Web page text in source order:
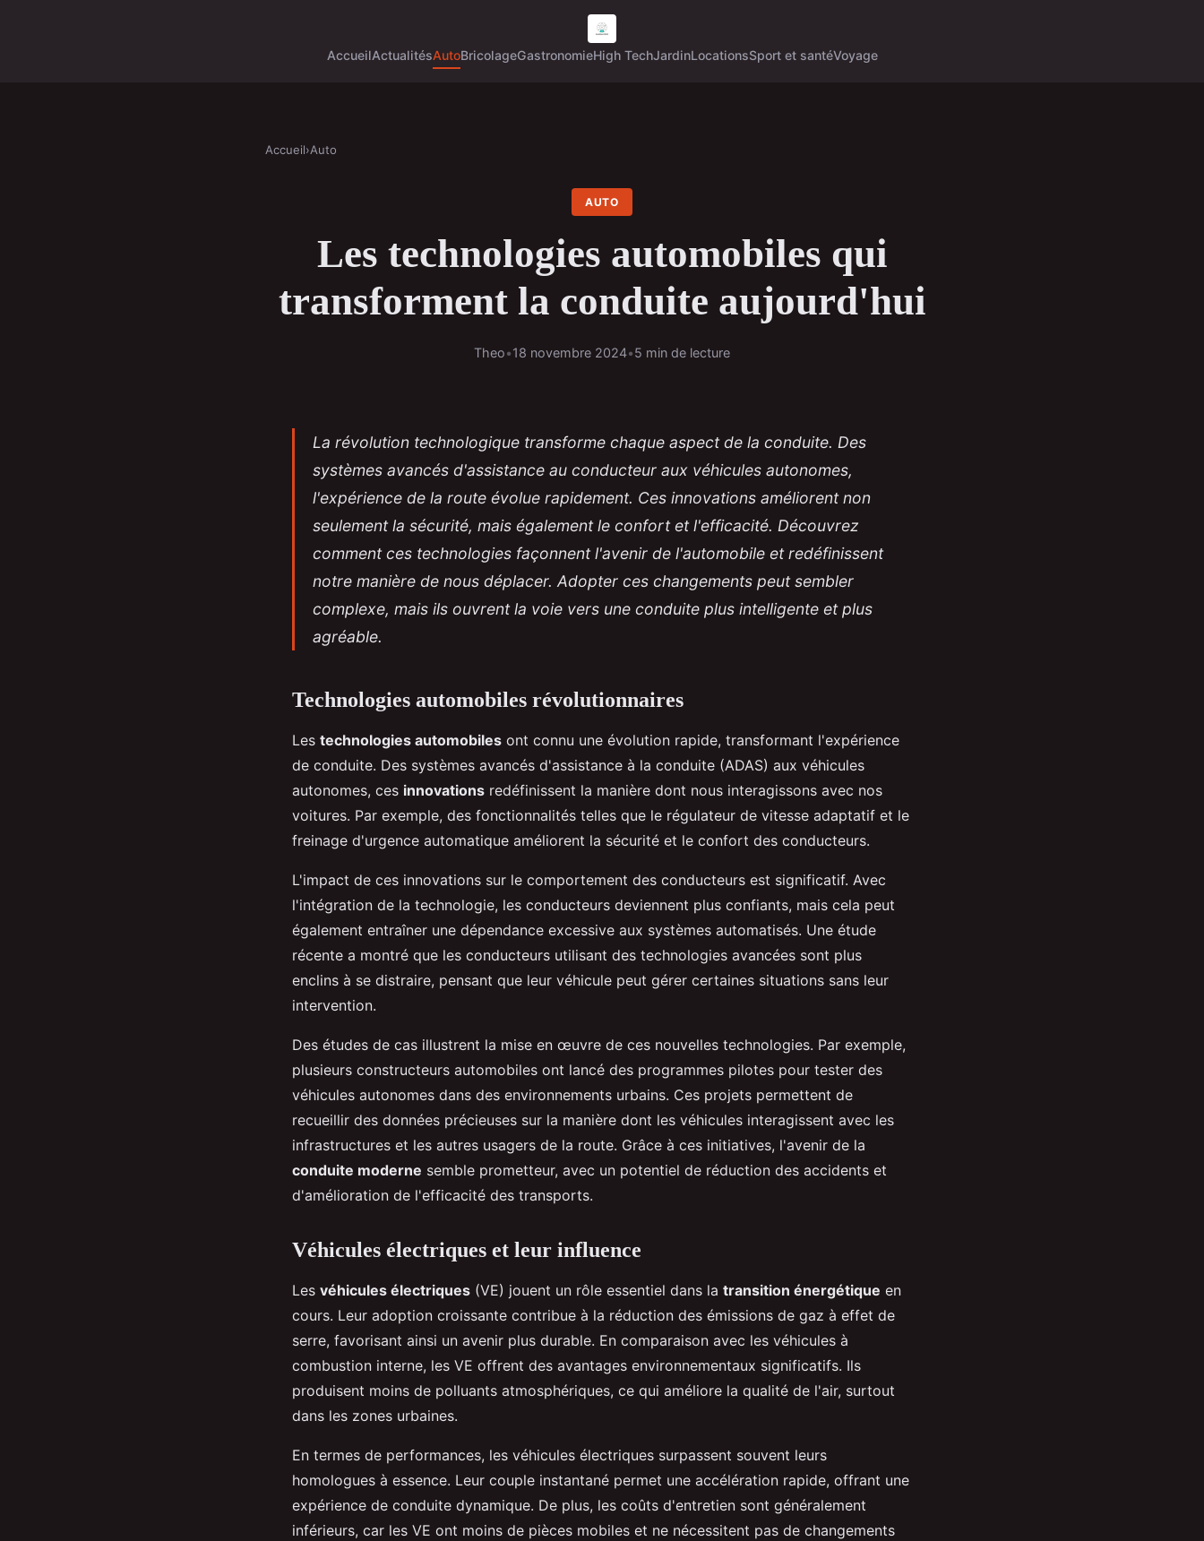
AccueilActualitésAutoBricolageGastronomieHigh TechJardinLocationsSport et santéVoyage
Accueil›Auto
AUTO
Les technologies automobiles qui
transforment la conduite aujourd'hui
Theo•18 novembre 2024•5 min de lecture
La révolution technologique transforme chaque aspect de la conduite. Des
systèmes avancés d'assistance au conducteur aux véhicules autonomes,
l'expérience de la route évolue rapidement. Ces innovations améliorent non
seulement la sécurité, mais également le confort et l'efficacité. Découvrez
comment ces technologies façonnent l'avenir de l'automobile et redéfinissent
notre manière de nous déplacer. Adopter ces changements peut sembler
complexe, mais ils ouvrent la voie vers une conduite plus intelligente et plus
agréable.
Technologies automobiles révolutionnaires
Les technologies automobiles ont connu une évolution rapide, transformant l'expérience
de conduite. Des systèmes avancés d'assistance à la conduite (ADAS) aux véhicules
autonomes, ces innovations redéfinissent la manière dont nous interagissons avec nos
voitures. Par exemple, des fonctionnalités telles que le régulateur de vitesse adaptatif et le
freinage d'urgence automatique améliorent la sécurité et le confort des conducteurs.
L'impact de ces innovations sur le comportement des conducteurs est significatif. Avec
l'intégration de la technologie, les conducteurs deviennent plus confiants, mais cela peut
également entraîner une dépendance excessive aux systèmes automatisés. Une étude
récente a montré que les conducteurs utilisant des technologies avancées sont plus
enclins à se distraire, pensant que leur véhicule peut gérer certaines situations sans leur
intervention.
Des études de cas illustrent la mise en œuvre de ces nouvelles technologies. Par exemple,
plusieurs constructeurs automobiles ont lancé des programmes pilotes pour tester des
véhicules autonomes dans des environnements urbains. Ces projets permettent de
recueillir des données précieuses sur la manière dont les véhicules interagissent avec les
infrastructures et les autres usagers de la route. Grâce à ces initiatives, l'avenir de la
conduite moderne semble prometteur, avec un potentiel de réduction des accidents et
d'amélioration de l'efficacité des transports.
Véhicules électriques et leur influence
Les véhicules électriques (VE) jouent un rôle essentiel dans la transition énergétique en
cours. Leur adoption croissante contribue à la réduction des émissions de gaz à effet de
serre, favorisant ainsi un avenir plus durable. En comparaison avec les véhicules à
combustion interne, les VE offrent des avantages environnementaux significatifs. Ils
produisent moins de polluants atmosphériques, ce qui améliore la qualité de l'air, surtout
dans les zones urbaines.
En termes de performances, les véhicules électriques surpassent souvent leurs
homologues à essence. Leur couple instantané permet une accélération rapide, offrant une
expérience de conduite dynamique. De plus, les coûts d'entretien sont généralement
inférieurs, car les VE ont moins de pièces mobiles et ne nécessitent pas de changements